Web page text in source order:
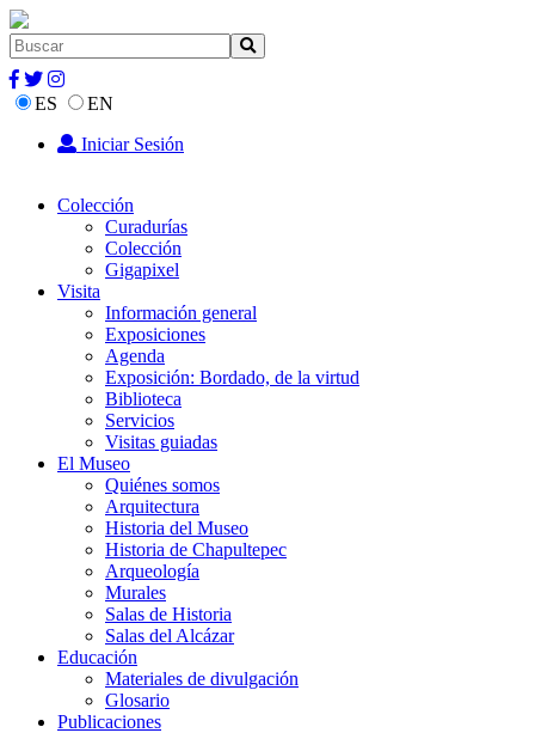
ES
EN
Iniciar Sesión
Colección
Curadurías
Colección
Gigapixel
Visita
Información general
Exposiciones
Agenda
Exposición: Bordado, de la virtud
Biblioteca
Servicios
Visitas guiadas
El Museo
Quiénes somos
Arquitectura
Historia del Museo
Historia de Chapultepec
Arqueología
Murales
Salas de Historia
Salas del Alcázar
Educación
Materiales de divulgación
Glosario
Publicaciones